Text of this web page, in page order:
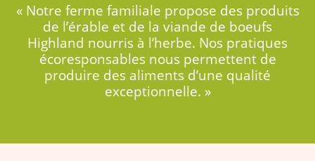
« Notre ferme familiale propose des produits
de l’érable et de la viande de boeufs
Highland nourris à l’herbe. Nos pratiques
écoresponsables nous permettent de
produire des aliments d’une qualité
exceptionnelle. »